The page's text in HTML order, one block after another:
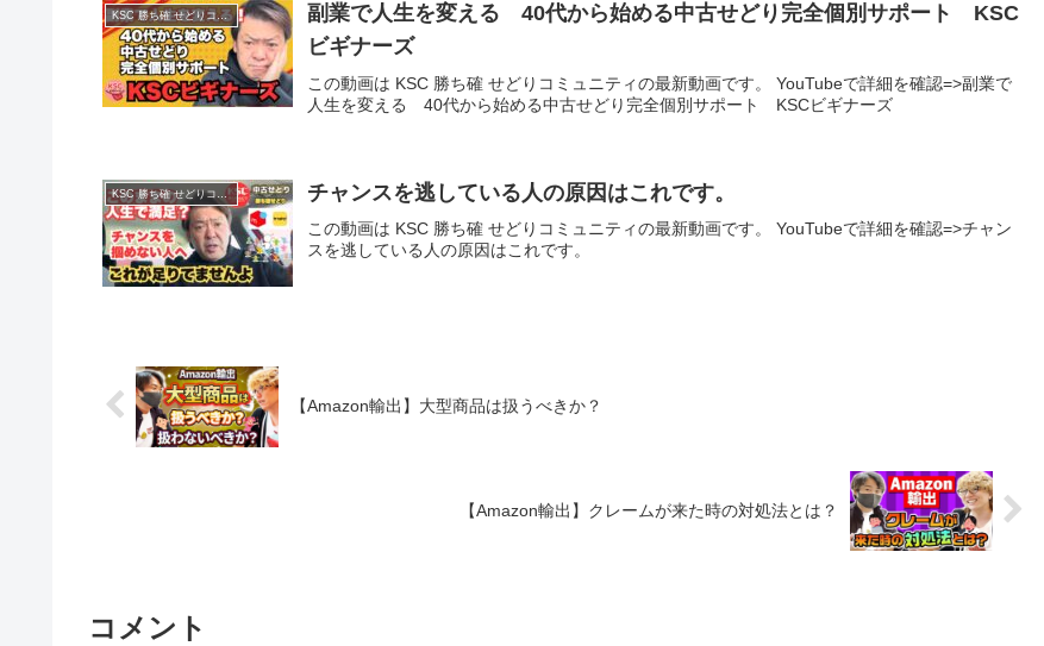
KSC 勝ち確 せどりコミュニティ
副業で人生を変える 40代から始める中古せどり完全個別サポート KSC
ビギナーズ
この動画は KSC 勝ち確 せどりコミュニティの最新動画です。 YouTubeで詳細を確認=>副業で
人生を変える 40代から始める中古せどり完全個別サポート KSCビギナーズ
KSC 勝ち確 せどりコミュニティ チャンスを逃している人の原因はこれです。
この動画は KSC 勝ち確 せどりコミュニティの最新動画です。 YouTubeで詳細を確認=>チャン
スを逃している人の原因はこれです。
【Amazon輸出】大型商品は扱うべきか？
【Amazon輸出】クレームが来た時の対処法とは？
コメント